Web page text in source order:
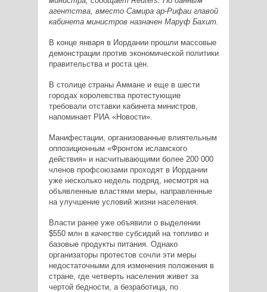
агентства, вместо Самира ар-Рифаи главой
кабинета министров назначен Маруф Бахит.
В конце января в Иордании прошли массовые
демонстрации против экономической политики
правительства и роста цен.
В столице страны Аммане и еще в шести
городах королевства протестующие
требовали отставки кабинета министров,
напоминает РИА «Новости».
Манифестации, организованные влиятельным
оппозиционным «Фронтом исламского
действия» и насчитывающими более 200 000
членов профсоюзами проходят в Иордании
уже несколько недель подряд, несмотря на
объявленные властями меры, направленные
на улучшение условий жизни населения.
Власти ранее уже объявили о выделении
$550 млн в качестве субсидий на топливо и
базовые продукты питания. Однако
организаторы протестов сочли эти меры
недостаточными для изменения положения в
стране, где четверть населения живет за
чертой бедности, а безработица, по